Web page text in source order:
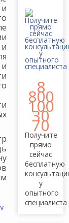
8
800
100
30
70
Получите
прямо
сейчас
бесплатную
у
опытного
специалиста